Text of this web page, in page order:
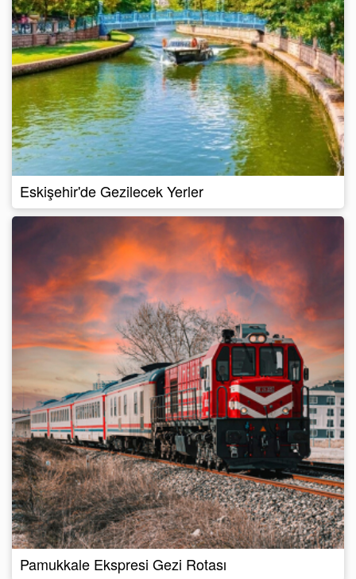
Eskişehir'de Gezilecek Yerler
Pamukkale Ekspresi Gezi Rotası